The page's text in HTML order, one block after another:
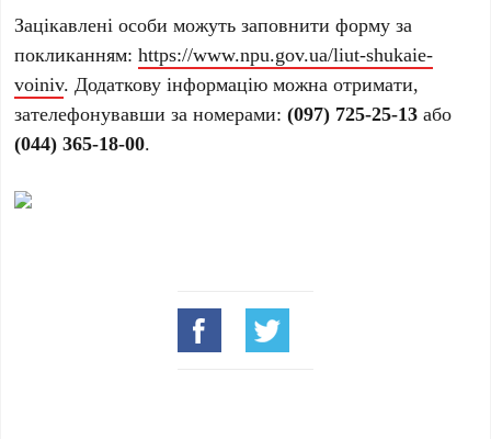
Зацікавлені особи можуть заповнити форму за
покликанням:https://www.npu.gov.ua/liut-shukaie-
voiniv. Додаткову інформацію можна отримати,
зателефонувавши за номерами:(097) 725-25-13 або
(044) 365-18-00.